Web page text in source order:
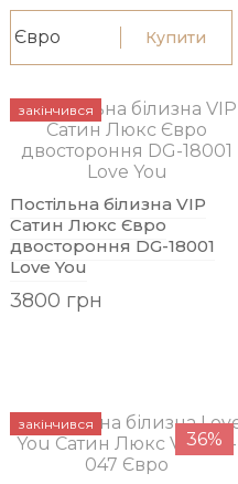
Купити
закінчився
Постільна білизна VIP
Сатин Люкс Євро
двостороння DG-18001
Love You
3800 грн
закінчився
36%